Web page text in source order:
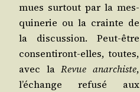
mues sur­tout par la mes­
qui­ne­rie ou la crainte de
la dis­cus­sion. Peut-être
consen­ti­ront-elles, toutes,
avec laRevue anar­chiste,
l’é­change refu­sé aux